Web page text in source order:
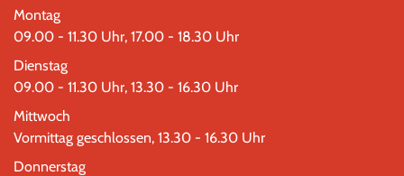
Montag
09.00 - 11.30 Uhr, 17.00 - 18.30 Uhr
Dienstag
09.00 - 11.30 Uhr, 13.30 - 16.30 Uhr
Mittwoch
Vormittag geschlossen, 13.30 - 16.30 Uhr
Donnerstag